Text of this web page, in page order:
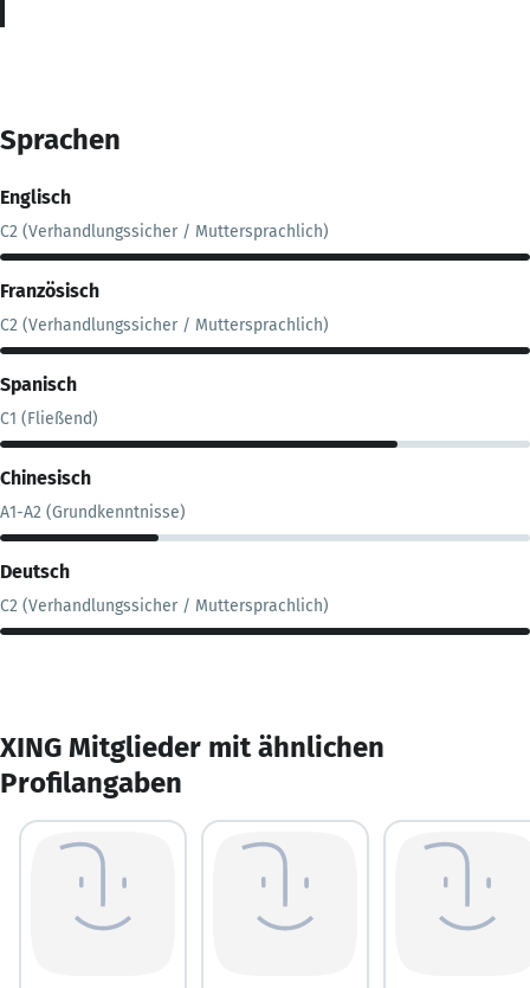
Sprachen
Englisch
C2 (Verhandlungssicher / Muttersprachlich)
Französisch
C2 (Verhandlungssicher / Muttersprachlich)
Spanisch
C1 (Fließend)
Chinesisch
A1-A2 (Grundkenntnisse)
Deutsch
C2 (Verhandlungssicher / Muttersprachlich)
XING Mitglieder mit ähnlichen
Profilangaben